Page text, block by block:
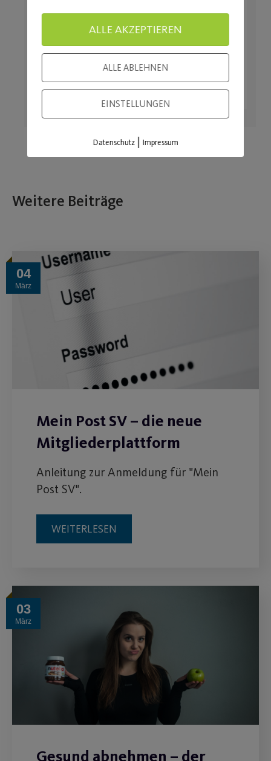
Weitere Beiträge
04
März
Mein Post SV – die neue
Mitgliederplattform
Anleitung zur Anmeldung für "Mein
Post SV".
WEITERLESEN
03
März
Gesund abnehmen – der
ALLE AKZEPTIEREN
ALLE ABLEHNEN
EINSTELLUNGEN
Datenschutz| Impressum